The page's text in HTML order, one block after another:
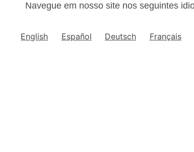
Navegue em nosso site nos seguintes
English Español Deutsch Français